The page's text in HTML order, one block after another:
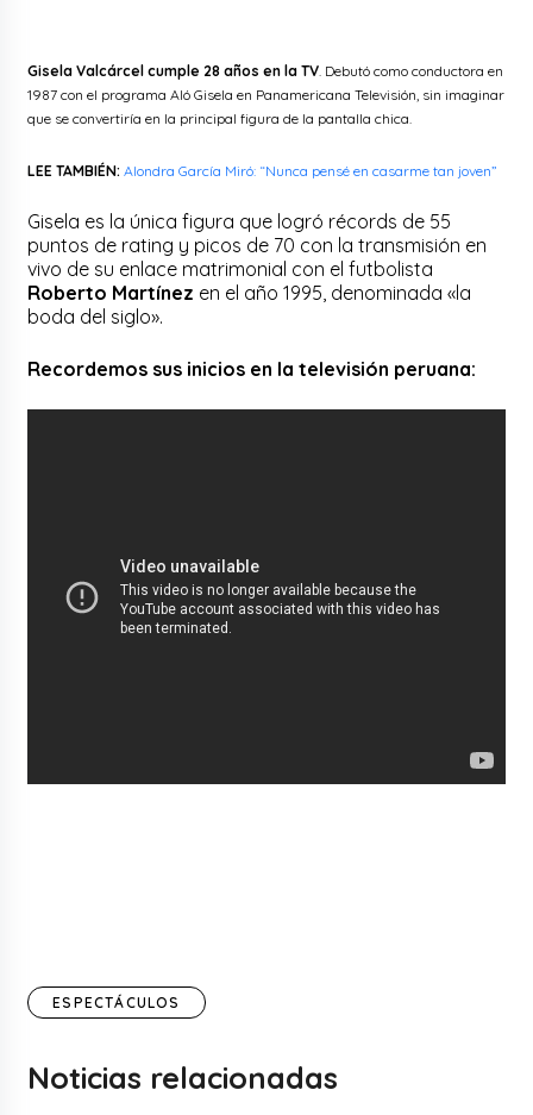
Gisela Valcárcel cumple 28 años en la TV. Debutó como conductora en
1987 con el programa Aló Gisela en Panamericana Televisión, sin imaginar
que se convertiría en la principal figura de la pantalla chica.
LEE TAMBIÉN: Alondra García Miró: “Nunca pensé en casarme tan joven”
Gisela es la única figura que logró récords de 55
puntos de rating y picos de 70 con la transmisión en
vivo de su enlace matrimonial con el futbolista
Roberto Martínez en el año 1995, denominada «la
boda del siglo».
Recordemos sus inicios en la televisión peruana:
ESPECTÁCULOS
Noticias relacionadas